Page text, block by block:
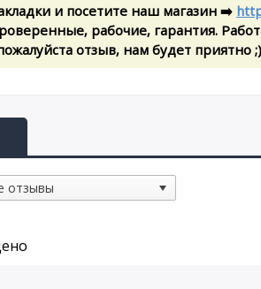
и посетите наш магазин ➡️
рабочие, гарантия.
отзыв, нам будет приятно ;)